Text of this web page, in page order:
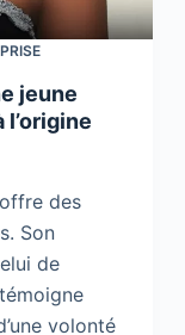
jeune
des
Son
de
volonté